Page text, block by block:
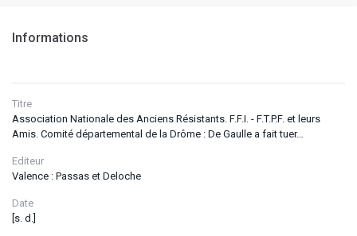
Informations
Titre
Association Nationale des Anciens Résistants. F.F.I. - F.T.P.F. et leurs
Amis. Comité départemental de la Drôme : De Gaulle a fait tuer…
Editeur
Valence : Passas et Deloche
Date
[s. d.]